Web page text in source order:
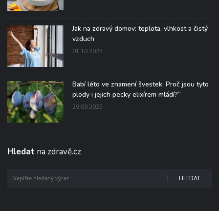
Jak na zdravý domov: teplota, vlhkost a čistý
vzduch
01.10.2025
Babí léto ve znamení švestek: Proč jsou tyto
plody i jejich pecky elixírem mládí?“
29.09.2025
Hledat na zdravě.cz
HLEDAT